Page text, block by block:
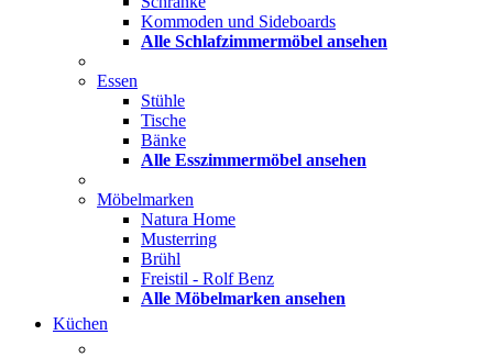
Kommoden und Sideboards
Alle Schlafzimmermöbel ansehen
Essen
Stühle
Tische
Bänke
Alle Esszimmermöbel ansehen
Möbelmarken
Natura Home
Musterring
Brühl
Freistil - Rolf Benz
Alle Möbelmarken ansehen
Küchen